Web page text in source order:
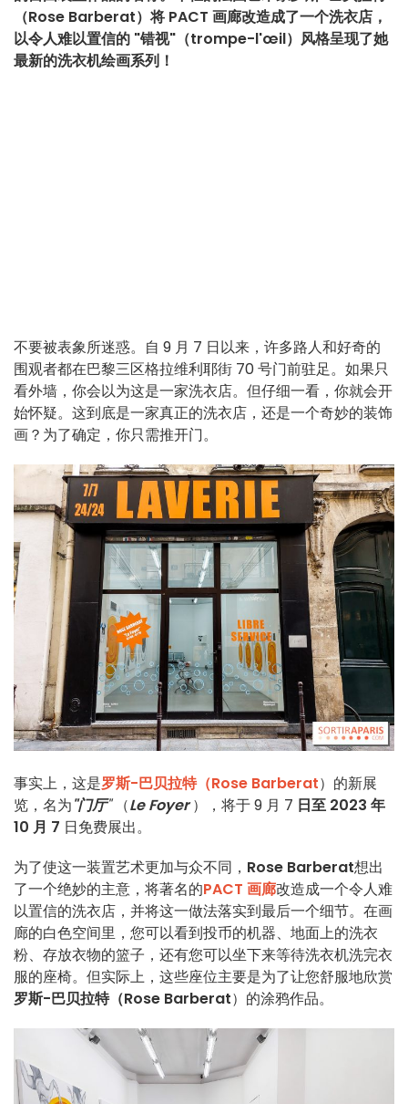
（Rose Barberat）将 PACT 画廊改造成了一个洗衣店，
以令人难以置信的 "错视"（trompe-l'œil）风格呈现了她
最新的洗衣机绘画系列！
不要被表象所迷惑。自 9 月 7 日以来，许多路人和好奇的
围观者都在巴黎三区格拉维利耶街 70 号门前驻足。如果只
看外墙，你会以为这是一家洗衣店。但仔细一看，你就会开
始怀疑。这到底是一家真正的洗衣店，还是一个奇妙的装饰
画？为了确定，你只需推开门。
事实上，这是罗斯-巴贝拉特（Rose Barberat）的新展
览，名为"门厅" （Le Foyer ），将于 9 月 7 日至 2023 年
10 月 7 日免费展出。
为了使这一装置艺术更加与众不同， Rose Barberat想出
了一个绝妙的主意，将著名的PACT 画廊改造成一个令人难
以置信的洗衣店，并将这一做法落实到最后一个细节。在画
廊的白色空间里，您可以看到投币的机器、地面上的洗衣
粉、存放衣物的篮子，还有您可以坐下来等待洗衣机洗完衣
服的座椅。但实际上，这些座位主要是为了让您舒服地欣赏
罗斯-巴贝拉特（Rose Barberat）的涂鸦作品。